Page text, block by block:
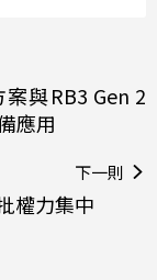
與RB3 Gen 2
應用
下一則
權力集中